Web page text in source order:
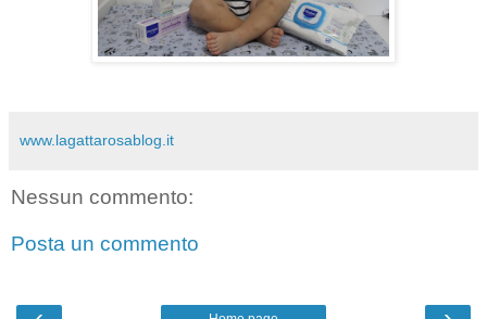
www.lagattarosablog.it
Nessun commento:
Posta un commento